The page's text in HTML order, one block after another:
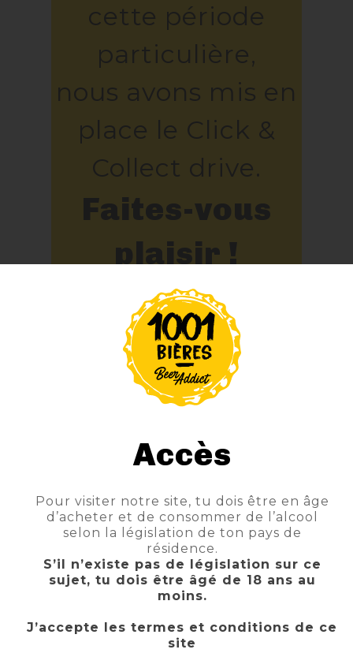
cette période
particulière,
nous avons mis en
place le Click &
Collect drive.
Faites-vous
plaisir !
VOS
PRODUITS
PANIER
ET
CLICK
votre
COMMANDE
EST
PRÉPARÉE
SOUS
2
EN
CAVE
votre
commande
VOUS
ATTEND
À
L’ENTRÉE
MAGASIN
vous
Accès
Pour visiter notre site, tu dois être en âge
d’acheter et de consommer de l’alcool
selon la législation de ton pays de
résidence.
S’il n’existe pas de législation sur ce
sujet, tu dois être âgé de 18 ans au
moins.
J’accepte les termes et conditions de ce
site